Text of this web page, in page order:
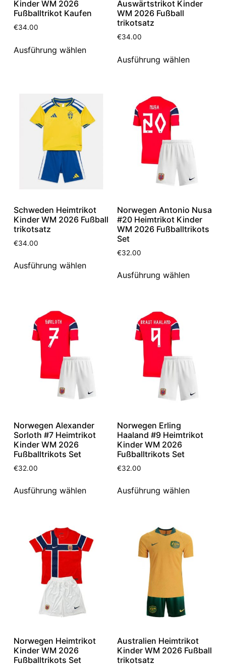
Kinder WM 2026
Fußballtrikot Kaufen
€34.00
Ausführung wählen
Auswärtstrikot Kinder
WM 2026 Fußball
trikotsatz
€34.00
Ausführung wählen
Schweden Heimtrikot
Kinder WM 2026 Fußball
trikotsatz
€34.00
Ausführung wählen
Norwegen Antonio Nusa
#20 Heimtrikot Kinder
WM 2026 Fußballtrikots
Set
€32.00
Ausführung wählen
Norwegen Alexander
Sorloth #7 Heimtrikot
Kinder WM 2026
Fußballtrikots Set
€32.00
Ausführung wählen
Norwegen Erling
Haaland #9 Heimtrikot
Kinder WM 2026
Fußballtrikots Set
€32.00
Ausführung wählen
Norwegen Heimtrikot
Kinder WM 2026
Fußballtrikots Set
Australien Heimtrikot
Kinder WM 2026 Fußball
trikotsatz